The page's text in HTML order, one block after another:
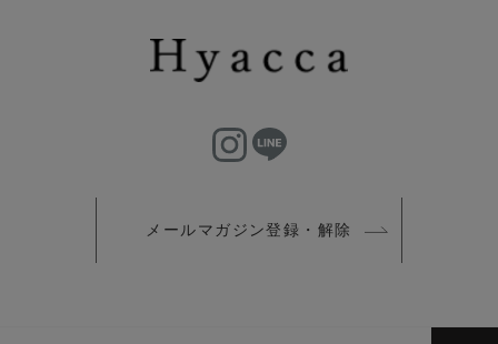
メールマガジン登録・解除